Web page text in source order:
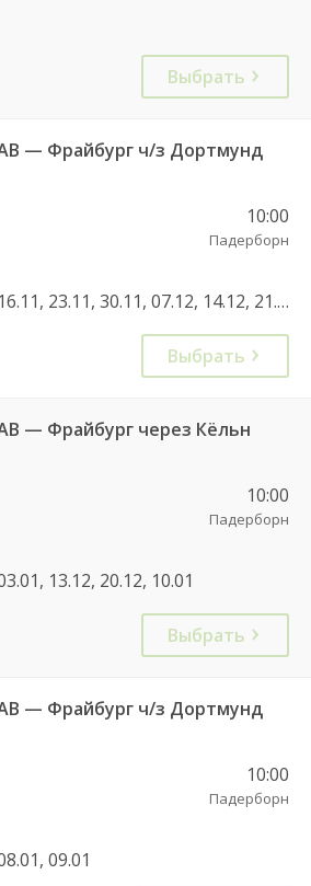
Выбрать
— Фрайбург ч/з Дортмунд
10:00
Падерборн
26.10, 02.11, 09.11, 16.11, 23.11, 30.11, 07.12, 14.12, 21.12, 28.12, 04.01, 11.01, 18.01, 25.01, 01.02, 08.02, 15.02, 22.02, 01.03, 08.03, 15.03, 22.03
Выбрать
— Фрайбург через Кёльн
10:00
Падерборн
13.12, 20.12, 10.01
Выбрать
— Фрайбург ч/з Дортмунд
10:00
Падерборн
09.01